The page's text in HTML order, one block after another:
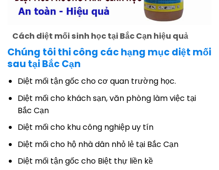
Cách diệt mối sinh học tại Bắc Cạn hiệu quả
Chúng tôi thi công các hạng mục diệt mối
sau tại Bắc Cạn
Diệt mối tận gốc cho cơ quan trường học.
Diệt mối cho khách sạn, văn phòng làm việc tại
Bắc Cạn
Diệt mối cho khu công nghiệp uy tín
Diệt mối cho hộ nhà dân nhỏ lẻ tại Bắc Cạn
Diệt mối tận gốc cho Biệt thự liền kề